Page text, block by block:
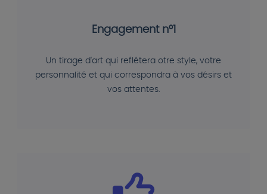
Engagement n°1
Un tirage d'art qui reflétera otre style, votre
personnalité et qui correspondra à vos désirs et
vos attentes.